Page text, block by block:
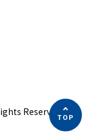
Reserved.